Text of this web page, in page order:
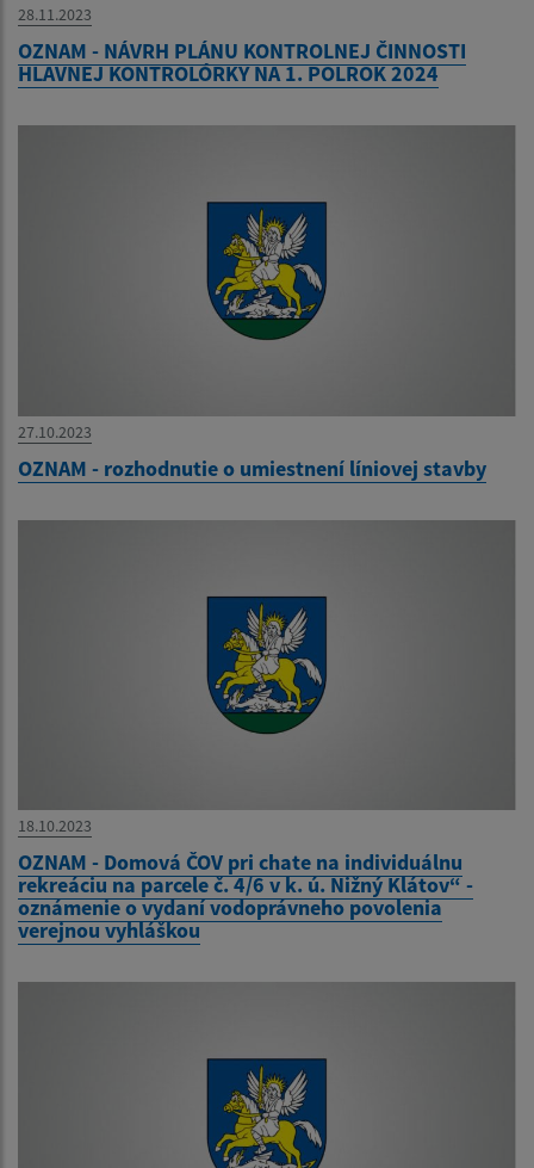
28.11.2023
OZNAM - NÁVRH PLÁNU KONTROLNEJ ČINNOSTI
HLAVNEJ KONTROLÓRKY NA 1. POLROK 2024
27.10.2023
OZNAM - rozhodnutie o umiestnení líniovej stavby
18.10.2023
OZNAM - Domová ČOV pri chate na individuálnu
rekreáciu na parcele č. 4/6 v k. ú. Nižný Klátov“ -
oznámenie o vydaní vodoprávneho povolenia
verejnou vyhláškou